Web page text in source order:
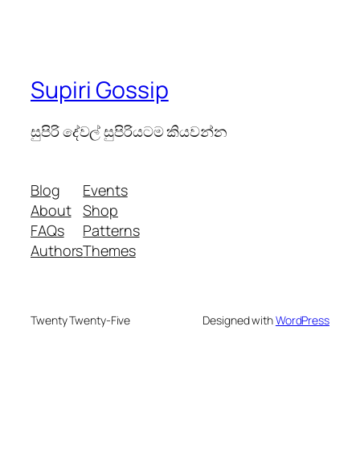
Supiri Gossip
සුපිරි දේවල් සුපිරියටම කියවන්න
Blog
About
FAQs
Authors
Events
Shop
Patterns
Themes
Twenty Twenty-Five Designed withWordPress